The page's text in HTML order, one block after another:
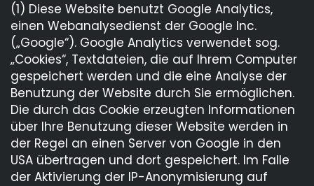
(1) Diese Website benutzt Google Analytics,
einen Webanalysedienst der Google Inc.
(„Google“). Google Analytics verwendet sog.
„Cookies“, Textdateien, die auf Ihrem Computer
gespeichert werden und die eine Analyse der
Benutzung der Website durch Sie ermöglichen.
Die durch das Cookie erzeugten Informationen
über Ihre Benutzung dieser Website werden in
der Regel an einen Server von Google in den
USA übertragen und dort gespeichert. Im Falle
der Aktivierung der IP-Anonymisierung auf